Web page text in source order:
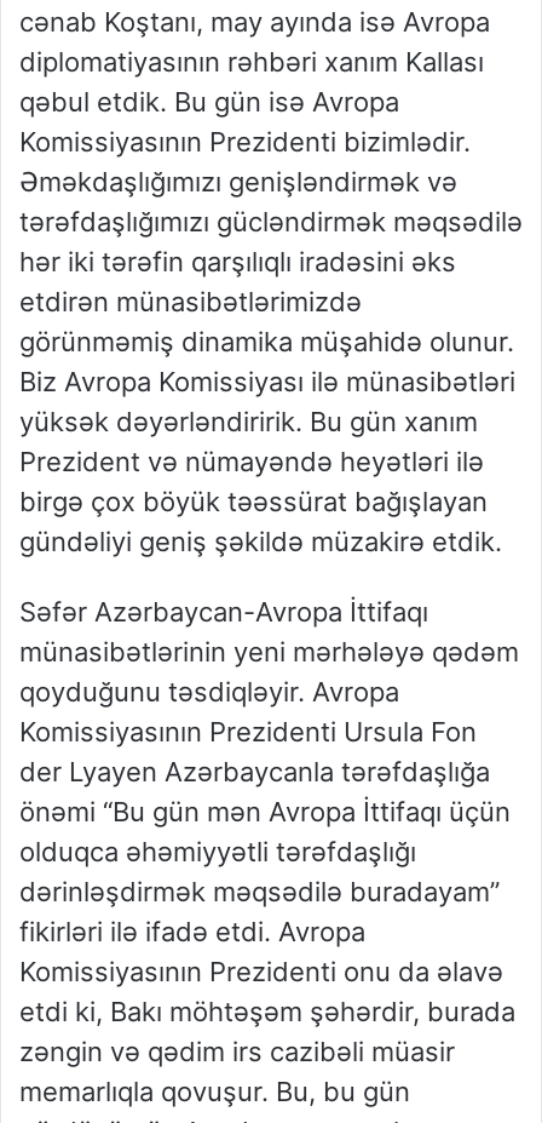
cənab Koştanı, may ayında isə Avropa
diplomatiyasının rəhbəri xanım Kallası
qəbul etdik. Bu gün isə Avropa
Komissiyasının Prezidenti bizimlədir.
Əməkdaşlığımızı genişləndirmək və
tərəfdaşlığımızı gücləndirmək məqsədilə
hər iki tərəfin qarşılıqlı iradəsini əks
etdirən münasibətlərimizdə
görünməmiş dinamika müşahidə olunur.
Biz Avropa Komissiyası ilə münasibətləri
yüksək dəyərləndiririk. Bu gün xanım
Prezident və nümayəndə heyətləri ilə
birgə çox böyük təəssürat bağışlayan
gündəliyi geniş şəkildə müzakirə etdik.
Səfər Azərbaycan-Avropa İttifaqı
münasibətlərinin yeni mərhələyə qədəm
qoyduğunu təsdiqləyir. Avropa
Komissiyasının Prezidenti Ursula Fon
der Lyayen Azərbaycanla tərəfdaşlığa
önəmi “Bu gün mən Avropa İttifaqı üçün
olduqca əhəmiyyətli tərəfdaşlığı
dərinləşdirmək məqsədilə buradayam”
fikirləri ilə ifadə etdi. Avropa
Komissiyasının Prezidenti onu da əlavə
etdi ki, Bakı möhtəşəm şəhərdir, burada
zəngin və qədim irs cazibəli müasir
memarlıqla qovuşur. Bu, bu gün